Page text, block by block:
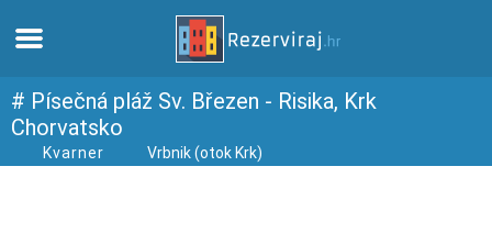
Domů
Apartmány
# Písečná pláž Sv. Březen - Risika, Krk
Chorvatsko
Kvarner Vrbnik (otok Krk)